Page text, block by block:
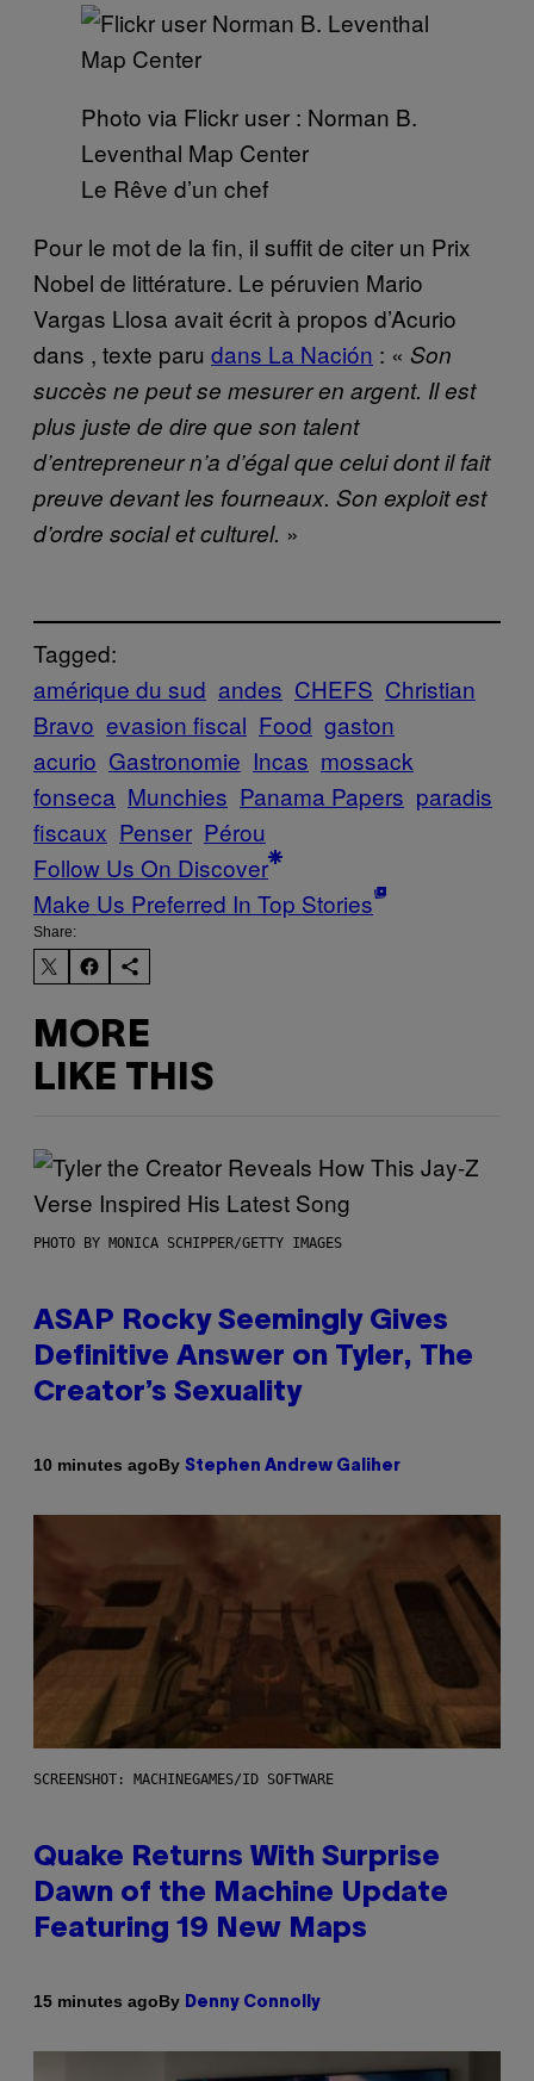
Photo via Flickr user : Norman B.
Leventhal Map Center
Le Rêve d’un chef
Pour le mot de la fin, il suffit de citer un Prix
Nobel de littérature. Le péruvien Mario
Vargas Llosa avait écrit à propos d’Acurio
dans , texte paru dans La Nación : « Son
succès ne peut se mesurer en argent. Il est
plus juste de dire que son talent
d’entrepreneur n’a d’égal que celui dont il fait
preuve devant les fourneaux. Son exploit est
d’ordre social et culturel. »
Tagged:
amérique du sud andes CHEFS Christian
Bravo evasion fiscal Food gaston
acurio Gastronomie Incas mossack
fonseca Munchies Panama Papers paradis
fiscaux Penser Pérou
Follow Us On Discover
Make Us Preferred In Top Stories
Share:
MORE
LIKE THIS
PHOTO BY MONICA SCHIPPER/GETTY IMAGES
ASAP Rocky Seemingly Gives
Definitive Answer on Tyler, The
Creator’s Sexuality
10 minutes agoBy Stephen Andrew Galiher
SCREENSHOT: MACHINEGAMES/ID SOFTWARE
Quake Returns With Surprise
Dawn of the Machine Update
Featuring 19 New Maps
15 minutes agoBy Denny Connolly